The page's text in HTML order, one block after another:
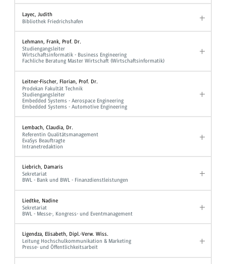
Layec, Judith
Bibliothek Friedrichshafen
Lehmann, Frank, Prof. Dr.
Studiengangsleiter
Wirtschaftsinformatik - Business Engineering
Fachliche Beratung Master Wirtschaft (Wirtschaftsinformatik)
Leitner-Fischer, Florian, Prof. Dr.
Prodekan Fakultät Technik
Studiengangsleiter
Embedded Systems - Aerospace Engineering
Embedded Systems - Automotive Engineering
Lembach, Claudia, Dr.
Referentin Qualitätsmanagement
EvaSys Beauftragte
Intranetredaktion
Liebrich, Damaris
Sekretariat
BWL - Bank und BWL - Finanzdienstleistungen
Liedtke, Nadine
Sekretariat
BWL - Messe-, Kongress- und Eventmanagement
Ligendza, Elisabeth, Dipl.-Verw. Wiss.
Leitung Hochschulkommunikation & Marketing
Presse- und Öffentlichkeitsarbeit